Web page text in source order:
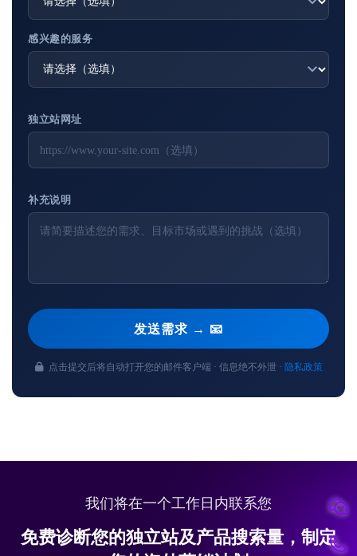
感兴趣的服务
独立站网址
补充说明
发送需求 → 📧
点击提交后将自动打开您的邮件客户端 · 信息绝不外泄 · 隐私政策
我们将在一个工作日内联系您
免费诊断您的独立站及产品搜索量，制定